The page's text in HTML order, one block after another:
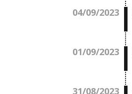
04/09/2023
01/09/2023
31/08/2023